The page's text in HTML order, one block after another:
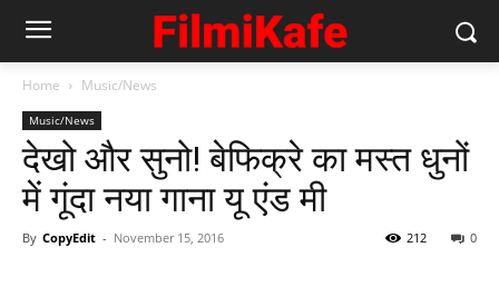
Home Music/News
Music/News
देखो और सुनो! बेफिक्रे का मस्‍त धुनों
में गूंदा नया गाना यू एंड मी
By CopyEdit - November 15, 2016 0
212